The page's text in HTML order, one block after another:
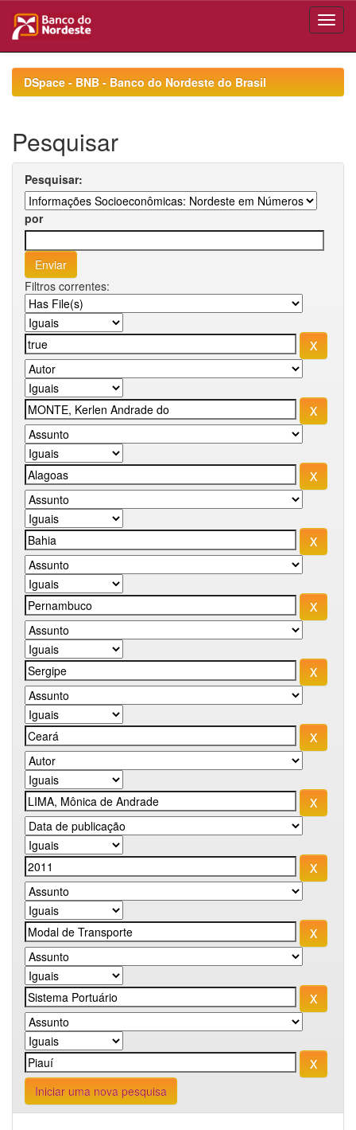
navigationDSpace - BNB - Banco do Nordeste do Brasil
Pesquisar
Pesquisar:
por
Filtros correntes:
Iniciar uma nova pesquisa